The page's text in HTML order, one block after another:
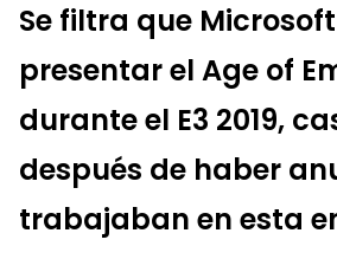
Se filtra que
presentar el Age of
durante el E3 2019,
después de haber
trabajaban en esta